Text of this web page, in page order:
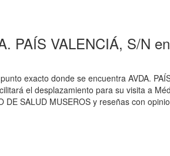
PAÍS VALENCIÁ, S/N en
exacto donde se encuentra AVDA.
el desplazamiento para su visita a
DE SALUD MUSEROS y reseñas con